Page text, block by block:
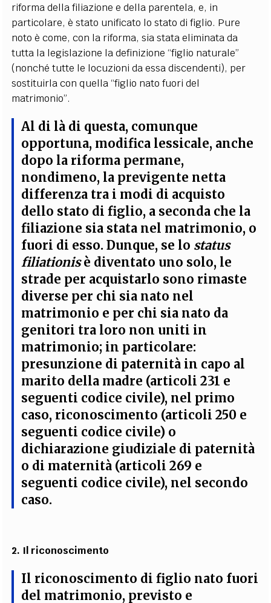
riforma della filiazione e della parentela, e, in
particolare, è stato unificato lo stato di figlio. Pure
noto è come, con la riforma, sia stata eliminata da
tutta la legislazione la definizione “figlio naturale”
(nonché tutte le locuzioni da essa discendenti), per
sostituirla con quella “figlio nato fuori del
matrimonio”.
Al di là di questa, comunque
opportuna, modifica lessicale, anche
dopo la riforma permane,
nondimeno, la previgente netta
differenza tra i modi di acquisto
dello stato di figlio, a seconda che la
filiazione sia stata nel matrimonio, o
fuori di esso. Dunque, se lo status
filiationisè diventato uno solo, le
strade per acquistarlo sono rimaste
diverse per chi sia nato nel
matrimonio e per chi sia nato da
genitori tra loro non uniti in
matrimonio; in particolare:
presunzione di paternità in capo al
marito della madre (articoli 231 e
seguenti codice civile), nel primo
caso, riconoscimento (articoli 250 e
seguenti codice civile) o
dichiarazione giudiziale di paternità
o di maternità (articoli 269 e
seguenti codice civile), nel secondo
caso.
2. Il riconoscimento
Il riconoscimento di figlio nato fuori
del matrimonio, previsto e